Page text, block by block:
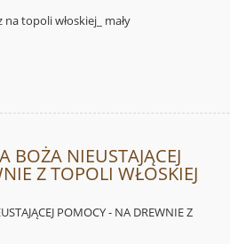
na topoli włoskiej_ mały
BOŻA NIEUSTAJĄCEJ
Z TOPOLI WŁOSKIEJ
POMOCY - NA DREWNIE Z